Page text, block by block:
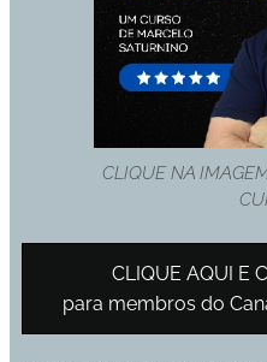
CLIQUE NA
↪️ CLIQUE AQUI E
para membros do